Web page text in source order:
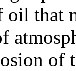
that
of